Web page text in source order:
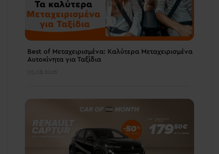
Best of Μεταχειρισμένα: Καλύτερα Μεταχειρισμένα
Αυτοκίνητα για Ταξίδια
05.08.2026